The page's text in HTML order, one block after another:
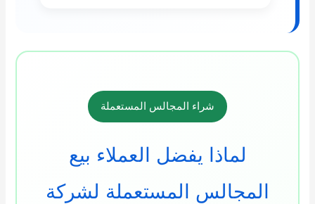
شراء المجالس المستعملة
لماذا يفضل العملاء بيع
المجالس المستعملة لشركة